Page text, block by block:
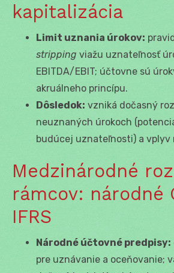
kapitalizácia
Limit uznania úrokov:
stripping viažu uznateľnosť
EBITDA/EBIT; účtovne sú
akruálneho princípu.
Dôsledok: vzniká dočasný
neuznaných úrokoch
budúcej uznateľnosti) a vplyv
Medzinárodné
rámcov: národné
IFRS
Národné účtovné predpisy:
pre uznávanie a oceňovanie;